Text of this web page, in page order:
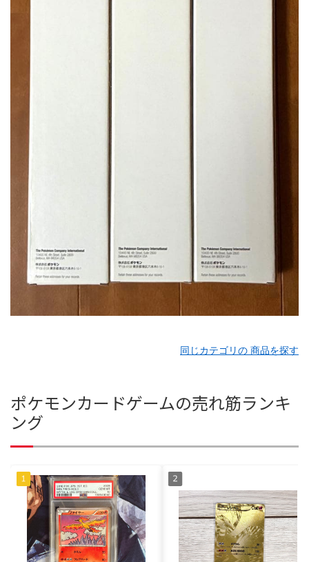
同じカテゴリの 商品を探す
ポケモンカードゲームの売れ筋ランキ
ング